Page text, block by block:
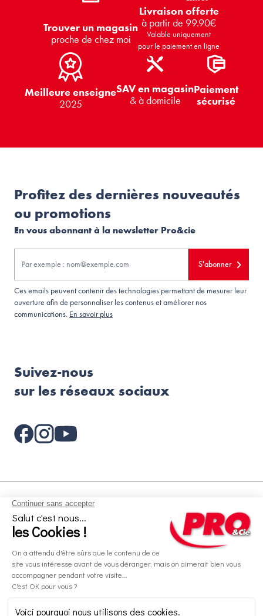
Trouver un magasin
proche de chez moi
Livraison offerte
à partir de 99.90€
Valable uniquement
pour le paiement en ligne
Meilleure enseigne
2025
SAV en magasin
& à domicile
Paiement
sécurisé
Profitez des dernières nouveautés
ou promotions
En vous abonnant à la newsletter Pro&cie
S'abonner
Ces emails peuvent contenir des technologies permettant de mesurer leur
ouverture afin de personnaliser les contenus et améliorer nos
communications. En savoir plus
Suivez-nous
sur les réseaux sociaux
Aides et informations
Services
Informations légales